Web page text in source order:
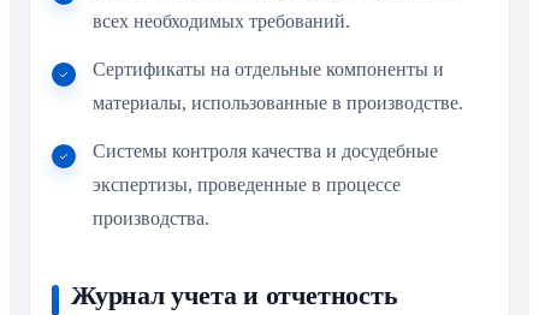
всех необходимых требований.
Сертификаты на отдельные компоненты и
материалы, использованные в производстве.
Системы контроля качества и досудебные
экспертизы, проведенные в процессе
производства.
Журнал учета и отчетность